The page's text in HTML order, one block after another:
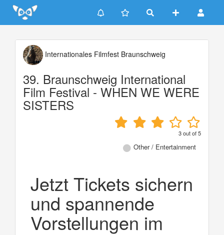
Update cookies preferences
Internationales Filmfest Braunschweig
39. Braunschweig International
Film Festival - WHEN WE WERE
SISTERS
3out of5
Other / Entertainment
Jetzt Tickets sichern
und spannende
Vorstellungen im